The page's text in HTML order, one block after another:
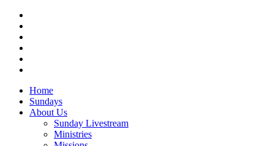
Close
Menu
Home
Sundays
About Us
Sunday Livestream
Ministries